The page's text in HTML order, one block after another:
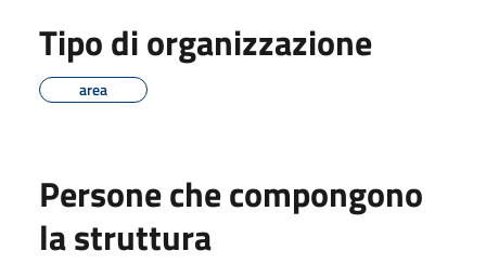
Tipo di organizzazione
area
Persone che compongono
la struttura